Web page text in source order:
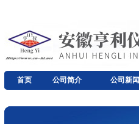
首页 公司简介 公司新闻